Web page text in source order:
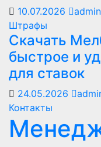
10.07.2026
admin
Штрафы
Скачать
быстрое и
для ставок
24.05.2026
Контакты